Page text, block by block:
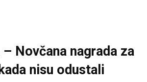
– Novčana nagrada za
nisu odustali